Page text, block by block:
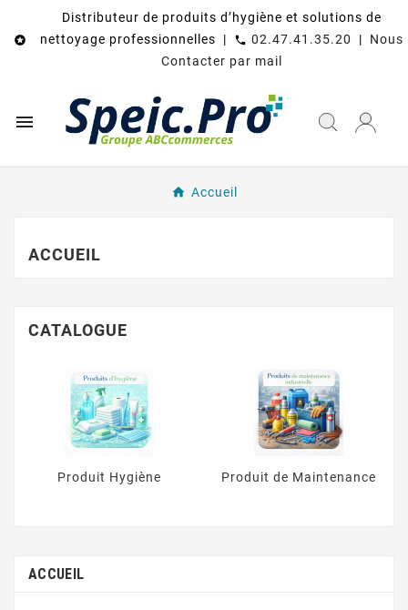

Distributeur de produits d’hygiène et solutions de
nettoyage professionnelles |
call 02.47.41.35.20 | Nous
Contacter par mail

Accueil
ACCUEIL
CATALOGUE
Produit Hygiène Produit de Maintenance
ACCUEIL